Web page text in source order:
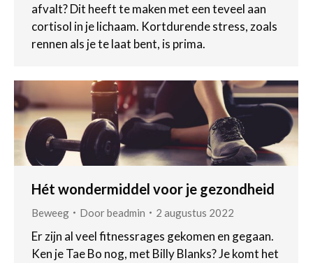
afvalt? Dit heeft te maken met een teveel aan
cortisol in je lichaam. Kortdurende stress, zoals
rennen als je te laat bent, is prima.
Hét wondermiddel voor je gezondheid
Beweeg Doorbeadmin 2 augustus 2022
Er zijn al veel fitnessrages gekomen en gegaan.
Ken je Tae Bo nog, met Billy Blanks? Je komt het